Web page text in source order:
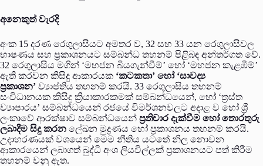
අනෙකුත් වැරදි
අංක 15 දරණ රෙගුලාසියට අමතර ව, 32 සහ 33 යන රෙගුලාසිවල
භාෂණය සහ ප්‍රකාශනයට සම්බන්ධ තහනම් පිළිබඳ අන්තර්ගත වේ.
32 රෙගුලාසිය මගින් ‘මහජන බියගැන්වීම්’ හෝ ‘මහජන කැළඹීම්’
ඇති කරවන කිසිදු ආකාරයක ‘කටකතා’ හෝ ‘සාවද්‍ය
ප්‍රකාශන’ ව්‍යාප්තිය තහනම් කරයි. 33 රෙගුලාසිය තහනම්
සංවිධානයක කිසිදු ක්‍රියාකාරකමක් සම්බන්ධයෙන්, හෝ ‘ත්‍රස්ත
ව්‍යාපාරය’ සම්බන්ධයෙන් රජයේ විමර්ශනවලට අදාළ ව හෝ ශ්‍රී
ලංකාවේ ආරක්ෂාව සම්බන්ධයෙන් ප්‍රතිචාර දැක්වීම හෝ තොරතුරු
ලබාදීම සිදු කරන ලේඛන මුද්‍රණය හෝ ප්‍රකාශනය තහනම් කරයි.
උදාහරණයක් වශයෙන් මෙම නීතිය යටතේ නිල නොවන
ආකාරයෙන් ලබාගත් බුද්ධි අංශ ලියවිල්ලක් ප්‍රකාශනයට පත් කිරීම
තහනම් වනු ඇත.